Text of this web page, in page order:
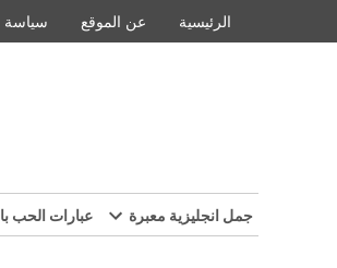
to
الرئيسية عن الموقع سياسة
جمل انجليزية معبرة عبارات الحب